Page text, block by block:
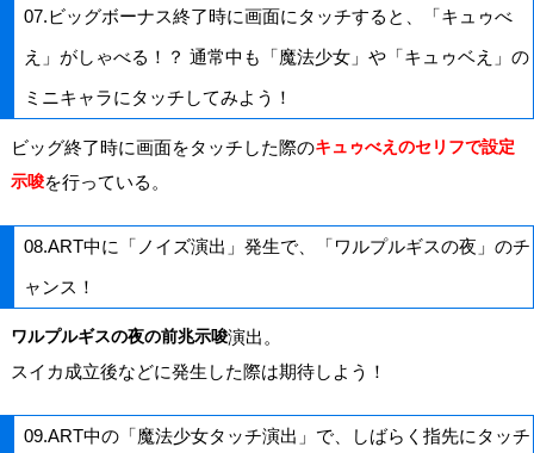
07.ビッグボーナス終了時に画面にタッチすると、「キュゥべ
え」がしゃべる！？ 通常中も「魔法少女」や「キュゥベえ」の
ミニキャラにタッチしてみよう！
ビッグ終了時に画面をタッチした際のキュゥべえのセリフで設定
示唆を行っている。
08.ART中に「ノイズ演出」発生で、「ワルプルギスの夜」のチ
ャンス！
ワルプルギスの夜の前兆示唆演出。
スイカ成立後などに発生した際は期待しよう！
09.ART中の「魔法少女タッチ演出」で、しばらく指先にタッチ